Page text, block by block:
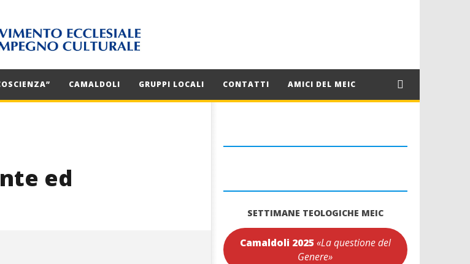
CAMALDOLI GRUPPI LOCALI CONTATTI AMICI DEL MEIC
ed
SETTIMANE TEOLOGICHE MEIC
Camaldoli 2025 «La questione del
Genere»